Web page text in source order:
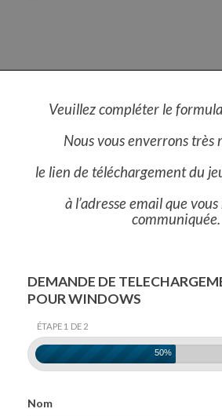
Veuillezcompléterle
Nous vous enverrons très
le lien de téléchargement du
à l’adresse email que
communiquée.
DEMANDE DE
POUR WINDOWS
ÉTAPE 1 DE 2
50%
Nom